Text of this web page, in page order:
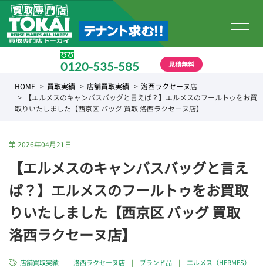
0120-535-585 見積無料
HOME 買取実績 店舗買取実績
洛西ラクセーヌ店
【エルメスのキャンバスバッグと言えば？】エルメスのフールトゥをお買
取りいたしました【西京区 バッグ 買取 洛西ラクセーヌ店】
2026年04月21日
【エルメスのキャンバスバッグと言え
ば？】エルメスのフールトゥをお買取
りいたしました【西京区 バッグ 買取
洛西ラクセーヌ店】
店舗買取実績 |洛西ラクセーヌ店 | ブランド品 | エルメス（HERMES）